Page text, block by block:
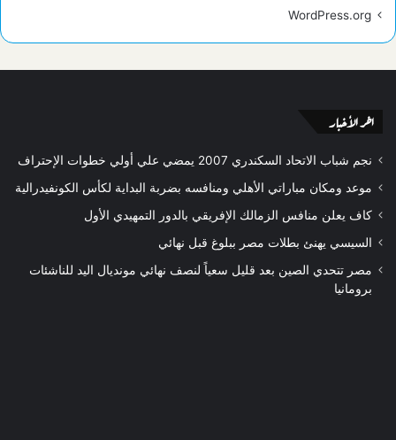
WordPress.org
اخر الأخبار
نجم شباب الاتحاد السكندري 2007 يمضي علي أولي خطوات الإحتراف
موعد ومكان مباراتي الأهلي ومنافسه بضربة البداية لكأس الكونفيدرالية
كاف يعلن منافس الزمالك الإفريقي بالدور التمهيدي الأول
السيسي يهنئ بطلات مصر ببلوغ قبل نهائي
مصر تتحدي الصين بعد قليل سعياً لنصف نهائي مونديال اليد للناشئات
برومانيا